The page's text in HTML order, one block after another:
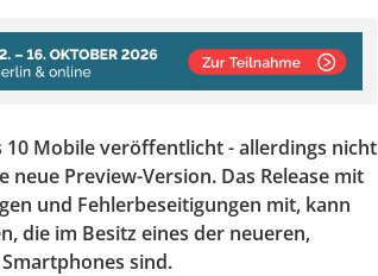
Mobile veröffentlicht - allerdings nicht
Preview-Version. Das Release mit
und Fehlerbeseitigungen mit, kann
die im Besitz eines der neueren,
sind.